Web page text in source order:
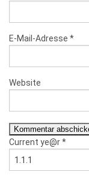
E-Mail-Adresse *
Website
Current ye@r*